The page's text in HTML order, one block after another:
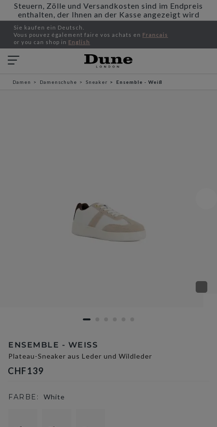
Steuern, Zölle und Versandkosten sind im Endpreis
enthalten, der Ihnen an der Kasse angezeigt wird
Sie kaufen ein Deutsch.
Vous pouvez également faire vos achats en Francais
or you can shop in English
Damen Damenschuhe Sneaker Ensemble - Weiß
ENSEMBLE - WEISS
Plateau-Sneaker aus Leder und Wildleder
CHF139
FARBE: White